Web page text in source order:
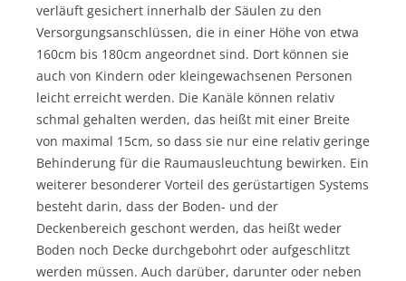
verläuft gesichert innerhalb der Säulen zu den
Versorgungsanschlüssen, die in einer Höhe von etwa
160cm bis 180cm angeordnet sind. Dort können sie
auch von Kindern oder kleingewachsenen Personen
leicht erreicht werden. Die Kanäle können relativ
schmal gehalten werden, das heißt mit einer Breite
von maximal 15cm, so dass sie nur eine relativ geringe
Behinderung für die Raumausleuchtung bewirken. Ein
weiterer besonderer Vorteil des gerüstartigen Systems
besteht darin, dass der Boden- und der
Deckenbereich geschont werden, das heißt weder
Boden noch Decke durchgebohrt oder aufgeschlitzt
werden müssen. Auch darüber, darunter oder neben